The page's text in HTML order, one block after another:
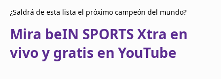
¿Saldrá de esta lista el próximo campeón del mundo?
Mira beIN SPORTS Xtra en
vivo y gratis en YouTube